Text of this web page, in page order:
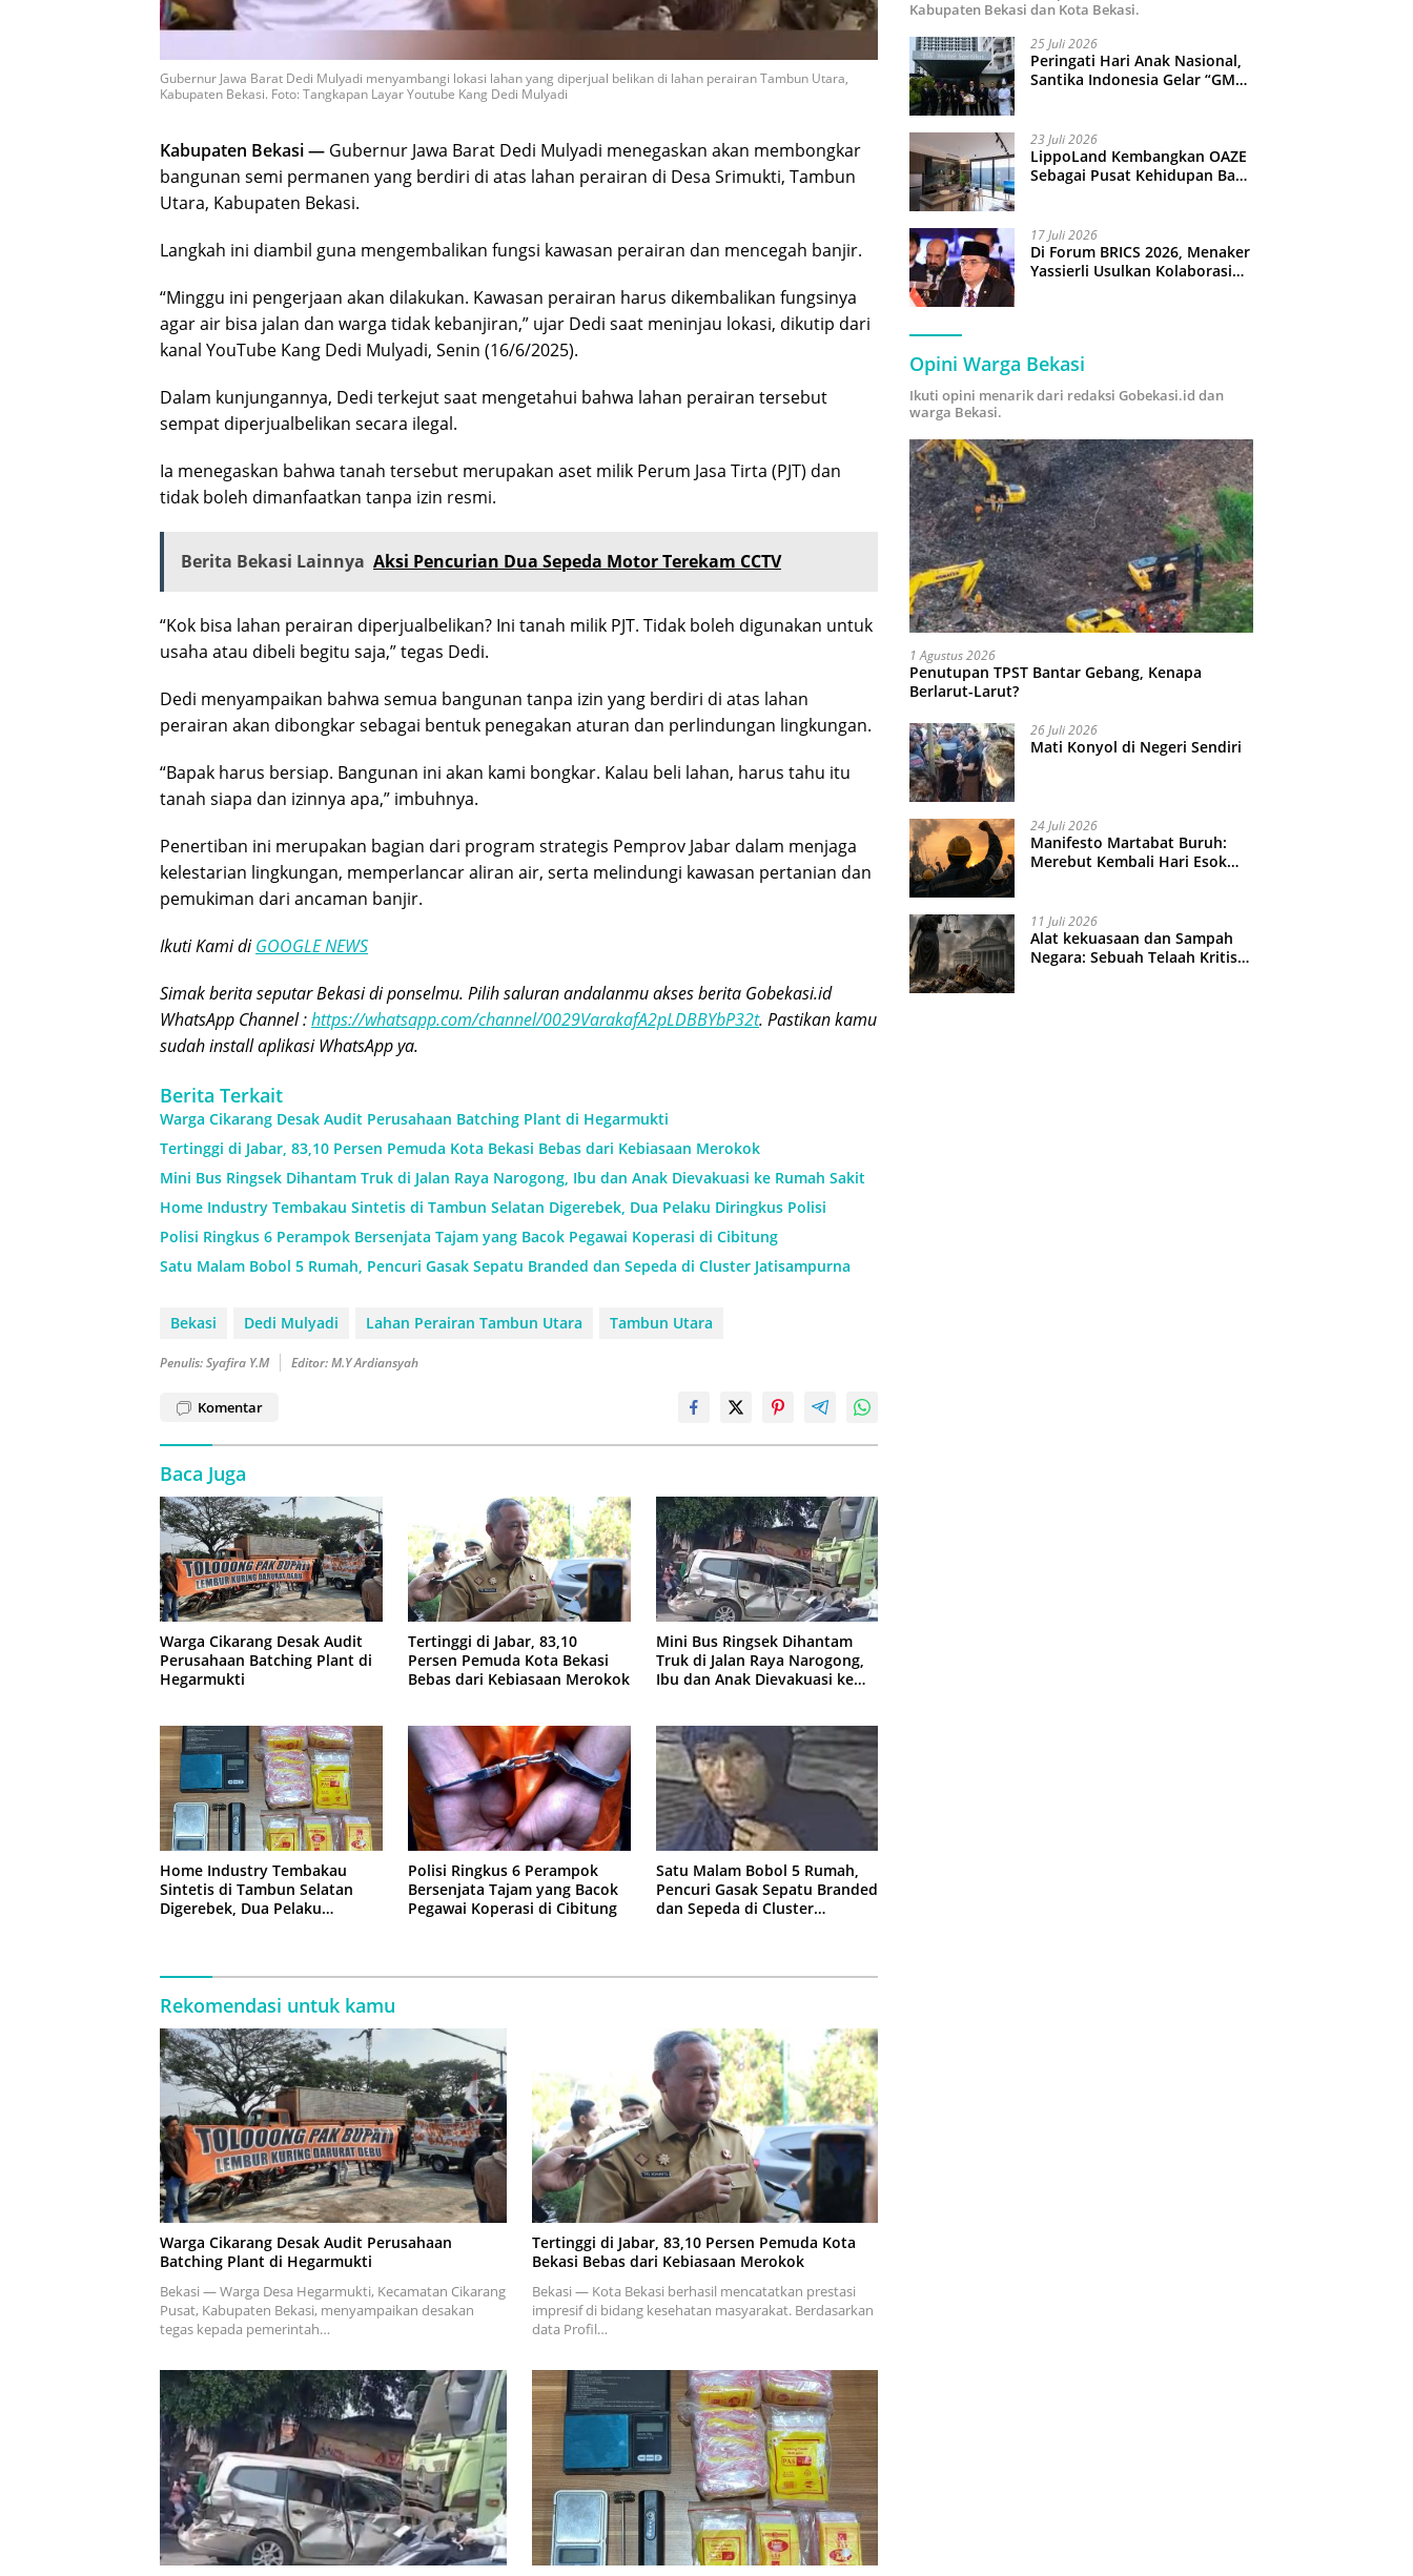
Gubernur Jawa Barat Dedi Mulyadi menyambangi lokasi lahan yang diperjual belikan di lahan perairan Tambun Utara,
Kabupaten Bekasi. Foto: Tangkapan Layar Youtube Kang Dedi Mulyadi
Kabupaten Bekasi — Gubernur Jawa Barat Dedi Mulyadi menegaskan akan membongkar
bangunan semi permanen yang berdiri di atas lahan perairan di Desa Srimukti, Tambun
Utara, Kabupaten Bekasi.
Langkah ini diambil guna mengembalikan fungsi kawasan perairan dan mencegah banjir.
“Minggu ini pengerjaan akan dilakukan. Kawasan perairan harus dikembalikan fungsinya
agar air bisa jalan dan warga tidak kebanjiran,” ujar Dedi saat meninjau lokasi, dikutip dari
kanal YouTube Kang Dedi Mulyadi, Senin (16/6/2025).
Dalam kunjungannya, Dedi terkejut saat mengetahui bahwa lahan perairan tersebut
sempat diperjualbelikan secara ilegal.
Ia menegaskan bahwa tanah tersebut merupakan aset milik Perum Jasa Tirta (PJT) dan
tidak boleh dimanfaatkan tanpa izin resmi.
Berita Bekasi Lainnya Aksi Pencurian Dua Sepeda Motor Terekam CCTV
“Kok bisa lahan perairan diperjualbelikan? Ini tanah milik PJT. Tidak boleh digunakan untuk
usaha atau dibeli begitu saja,” tegas Dedi.
Dedi menyampaikan bahwa semua bangunan tanpa izin yang berdiri di atas lahan
perairan akan dibongkar sebagai bentuk penegakan aturan dan perlindungan lingkungan.
“Bapak harus bersiap. Bangunan ini akan kami bongkar. Kalau beli lahan, harus tahu itu
tanah siapa dan izinnya apa,” imbuhnya.
Penertiban ini merupakan bagian dari program strategis Pemprov Jabar dalam menjaga
kelestarian lingkungan, memperlancar aliran air, serta melindungi kawasan pertanian dan
pemukiman dari ancaman banjir.
Ikuti Kami diGOOGLE NEWS
Simak berita seputar Bekasi di ponselmu. Pilih saluran andalanmu akses berita Gobekasi.id
WhatsApp Channel :https://whatsapp.com/channel/0029VarakafA2pLDBBYbP32t. Pastikan kamu
sudah install aplikasi WhatsApp ya.
Berita Terkait
Warga Cikarang Desak Audit Perusahaan Batching Plant di Hegarmukti
Tertinggi di Jabar, 83,10 Persen Pemuda Kota Bekasi Bebas dari Kebiasaan Merokok
Mini Bus Ringsek Dihantam Truk di Jalan Raya Narogong, Ibu dan Anak Dievakuasi ke Rumah Sakit
Home Industry Tembakau Sintetis di Tambun Selatan Digerebek, Dua Pelaku Diringkus Polisi
Polisi Ringkus 6 Perampok Bersenjata Tajam yang Bacok Pegawai Koperasi di Cibitung
Satu Malam Bobol 5 Rumah, Pencuri Gasak Sepatu Branded dan Sepeda di Cluster Jatisampurna
Bekasi Dedi Mulyadi Lahan Perairan Tambun Utara Tambun Utara
Penulis: Syafira Y.M Editor: M.Y Ardiansyah
Komentar
Baca Juga
Warga Cikarang Desak Audit
Perusahaan Batching Plant di
Hegarmukti
Tertinggi di Jabar, 83,10
Persen Pemuda Kota Bekasi
Bebas dari Kebiasaan Merokok
Mini Bus Ringsek Dihantam
Truk di Jalan Raya Narogong,
Ibu dan Anak Dievakuasi ke
Home Industry Tembakau
Sintetis di Tambun Selatan
Digerebek, Dua Pelaku
Polisi Ringkus 6 Perampok
Bersenjata Tajam yang Bacok
Pegawai Koperasi di Cibitung
Satu Malam Bobol 5 Rumah,
Pencuri Gasak Sepatu Branded
dan Sepeda di Cluster
Rekomendasi untuk kamu
Warga Cikarang Desak Audit Perusahaan
Batching Plant di Hegarmukti
Bekasi — Warga Desa Hegarmukti, Kecamatan Cikarang
Pusat, Kabupaten Bekasi, menyampaikan desakan
tegas kepada pemerintah…
Tertinggi di Jabar, 83,10 Persen Pemuda Kota
Bekasi Bebas dari Kebiasaan Merokok
Bekasi — Kota Bekasi berhasil mencatatkan prestasi
impresif di bidang kesehatan masyarakat. Berdasarkan
data Profil…
Kabupaten Bekasi dan Kota Bekasi.
25 Juli 2026
Peringati Hari Anak Nasional,
Santika Indonesia Gelar “GM
23 Juli 2026
LippoLand Kembangkan OAZE
Sebagai Pusat Kehidupan Baru
17 Juli 2026
Di Forum BRICS 2026, Menaker
Yassierli Usulkan Kolaborasi
Opini Warga Bekasi
Ikuti opini menarik dari redaksi Gobekasi.id dan
warga Bekasi.
1 Agustus 2026
Penutupan TPST Bantar Gebang, Kenapa
Berlarut-Larut?
26 Juli 2026
Mati Konyol di Negeri Sendiri
24 Juli 2026
Manifesto Martabat Buruh:
Merebut Kembali Hari Esok
11 Juli 2026
Alat kekuasaan dan Sampah
Negara: Sebuah Telaah Kritis